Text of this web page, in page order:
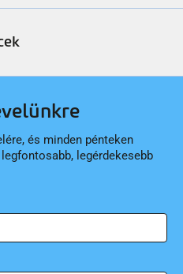
és minden pénteken
legérdekesebb